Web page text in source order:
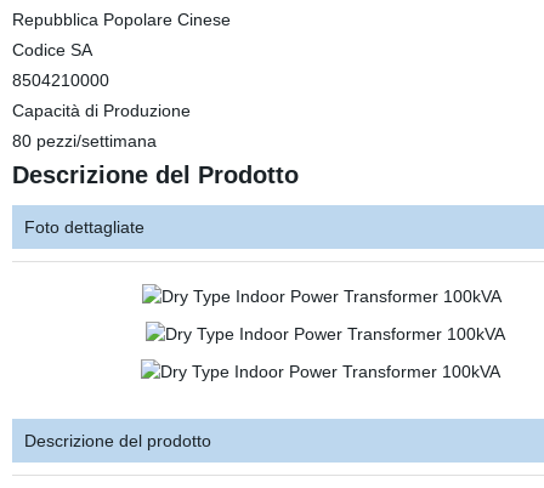
Repubblica Popolare Cinese
Codice SA
8504210000
Capacità di Produzione
80 pezzi/settimana
Descrizione del Prodotto
Foto dettagliate
Descrizione del prodotto